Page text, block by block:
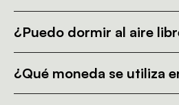
¿Puedo dormir al aire
¿Qué moneda se utiliza